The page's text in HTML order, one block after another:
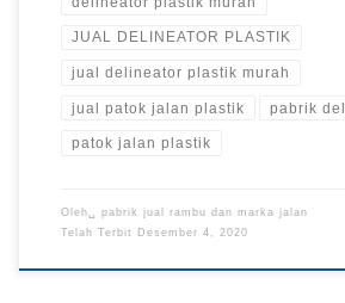
JUAL DELINEATOR PLASTIK
jual delineator plastik murah
jual patok jalan plastik pabrik
patok jalan plastik
Oleh␣ pabrik jual rambu dan marka jalan
Telah Terbit
Desember 4, 2020